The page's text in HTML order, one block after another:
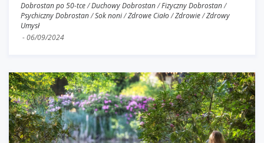
Dobrostan po 50-tce/Duchowy Dobrostan/Fizyczny Dobrostan/
Psychiczny Dobrostan/Sok noni/Zdrowe Ciało/Zdrowie/Zdrowy
Umysł
-06/09/2024